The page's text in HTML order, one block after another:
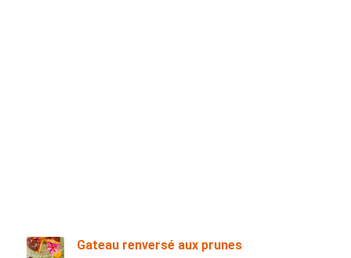
Gateau renversé aux prunes